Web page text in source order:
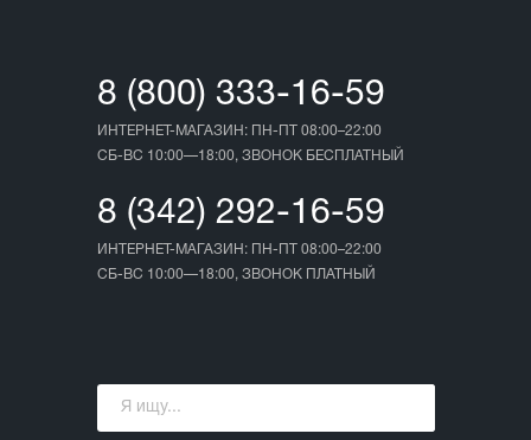
8 (800) 333-16-59
ИНТЕРНЕТ-МАГАЗИН: ПН-ПТ 08:00–22:00
СБ-ВС 10:00—18:00, ЗВОНОК БЕСПЛАТНЫЙ
8 (342) 292-16-59
ИНТЕРНЕТ-МАГАЗИН: ПН-ПТ 08:00–22:00
СБ-ВС 10:00—18:00, ЗВОНОК ПЛАТНЫЙ